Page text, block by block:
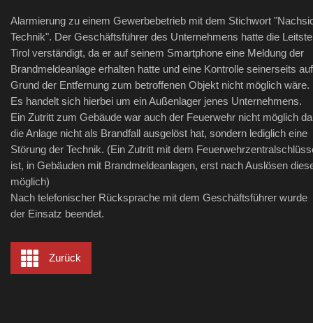
Alarmierung zu einem Gewerbebetrieb mit dem Stichwort
Technik". Der Geschäftsführer des Unternehmens hatte die
Tirol verständigt, da er auf seinem Smartphone eine Meldung der
Brandmeldeanlage erhalten hatte und eine Kontrolle seinerseits auf
Grund der Entfernung zum betroffenen Objekt nicht möglich wäre.
Es handelt sich hierbei um ein Außenlager jenes Unternehmens.
Ein Zutritt zum Gebäude war auch der Feuerwehr nicht möglich da
die Anlage nicht als Brandfall ausgelöst hat, sondern lediglich eine
Störung der Technik. (Ein Zutritt mit dem
ist, in Gebäuden mit Brandmeldeanlagen, erst nach Auslösen
möglich)
Nach telefonischer Rücksprache mit dem Geschäftsführer wurde
der Einsatz beendet.
Zurück